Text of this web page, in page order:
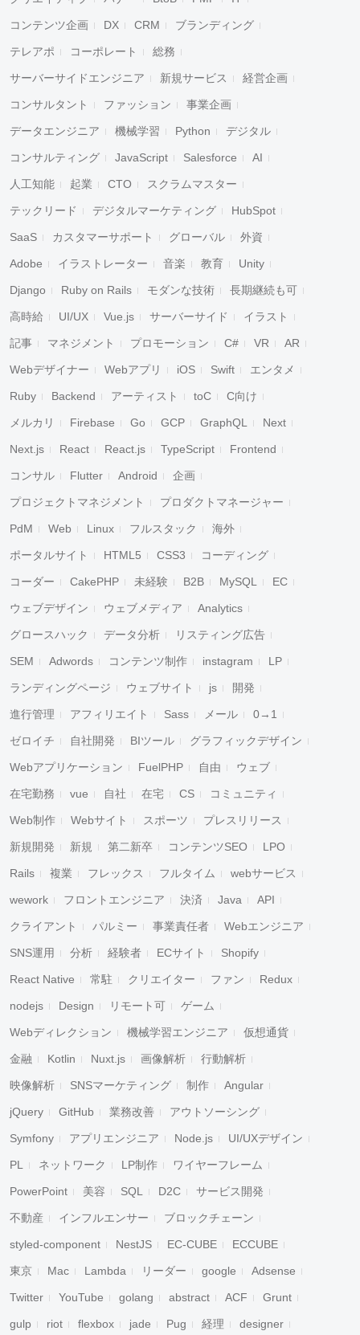
コンテンツ企画 DX CRM ブランディング
テレアポ コーポレート 総務
サーバーサイドエンジニア 新規サービス 経営企画
コンサルタント ファッション 事業企画
データエンジニア 機械学習 Python デジタル
コンサルティング JavaScript Salesforce AI
人工知能 起業 CTO スクラムマスター
テックリード デジタルマーケティング HubSpot
SaaS カスタマーサポート グローバル 外資
Adobe イラストレーター 音楽 教育 Unity
Django Ruby on Rails モダンな技術 長期継続も可
高時給 UI/UX Vue.js サーバーサイド イラスト
記事 マネジメント プロモーション C# VR AR
Webデザイナー Webアプリ iOS Swift エンタメ
Ruby Backend アーティスト toC C向け
メルカリ Firebase Go GCP GraphQL Next
Next.js React React.js TypeScript Frontend
コンサル Flutter Android 企画
プロジェクトマネジメント プロダクトマネージャー
PdM Web Linux フルスタック 海外
ポータルサイト HTML5 CSS3 コーディング
コーダー CakePHP 未経験 B2B MySQL EC
ウェブデザイン ウェブメディア Analytics
グロースハック データ分析 リスティング広告
SEM Adwords コンテンツ制作 instagram LP
ランディングページ ウェブサイト js 開発
進行管理 アフィリエイト Sass メール 0→1
ゼロイチ 自社開発 BIツール グラフィックデザイン
Webアプリケーション FuelPHP 自由 ウェブ
在宅勤務 vue 自社 在宅 CS コミュニティ
Web制作 Webサイト スポーツ プレスリリース
新規開発 新規 第二新卒 コンテンツSEO LPO
Rails 複業 フレックス フルタイム webサービス
wework フロントエンジニア 決済 Java API
クライアント パルミー 事業責任者 Webエンジニア
SNS運用 分析 経験者 ECサイト Shopify
React Native 常駐 クリエイター ファン Redux
nodejs Design リモート可 ゲーム
Webディレクション 機械学習エンジニア 仮想通貨
金融 Kotlin Nuxt.js 画像解析 行動解析
映像解析 SNSマーケティング 制作 Angular
jQuery GitHub 業務改善 アウトソーシング
Symfony アプリエンジニア Node.js UI/UXデザイン
PL ネットワーク LP制作 ワイヤーフレーム
PowerPoint 美容 SQL D2C サービス開発
不動産 インフルエンサー ブロックチェーン
styled-component NestJS EC-CUBE ECCUBE
東京 Mac Lambda リーダー google Adsense
Twitter YouTube golang abstract ACF Grunt
gulp riot flexbox jade Pug 経理 designer